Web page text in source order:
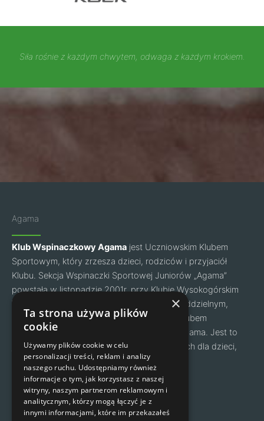
Siła rośnie z każdym chwytem, odwaga z każdym krokiem.
Agama
Klub Wspinaczkowy Agama jest Uczniowskim Klubem
Sportowym, który zrzesza dzieci, rodziców i przyjaciół
Klubu. Sekcja Wspinaczki Sportowej Juniorów „Agama”
powstała w listopadzie 2001r. przy Klubie Wysokogórskim
Warszawa. Od grudnia 2019 roku jesteśmy oddzielnym,
zrzeszonym w PZA klubem- Uczniowskim Klubem
Sportowym o nazwie Klub Wspinaczkowy Agama. Jest to
jeden z największych klubów wspinaczkowych dla dzieci,
młodzieży i dorosłych w Polsce.
Facebook
Instagram
Nawigacja Kontakt
×
Ta strona używa plików
cookie
Używamy plików cookie w celu
personalizacji treści, reklam i analizy
naszego ruchu. Udostępniamy również
informacje o tym, jak korzystasz z naszej
witryny, naszym partnerom reklamowym i
analitycznym, którzy mogą łączyć je z
innymi informacjami, które im przekazałeś